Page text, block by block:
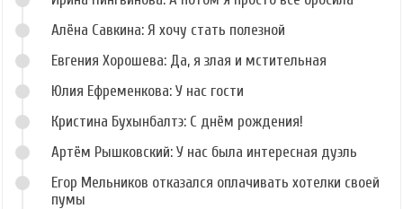
Алёна Савкина: Я хочу стать полезной
Евгения Хорошева: Да, я злая и мстительная
Юлия Ефременкова: У нас гости
Кристина Бухынбалтэ: С днём рождения!
Артём Рышковский: У нас была интересная дуэль
Егор Мельников отказался оплачивать хотелки своей
пумы